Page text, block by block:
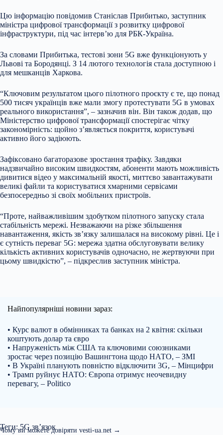
Цю інформацію повідомив Станіслав Прибитько, заступник
міністра цифрової трансформації з розвитку цифрової
інфраструктури, під час інтерв’ю для РБК-Україна.
За словами Прибитька, тестові зони 5G вже функціонують у
Львові та Бородянці. З 14 лютого технологія стала доступною і
для мешканців Харкова.
“Ключовим результатом цього пілотного проєкту є те, що понад
500 тисяч українців вже мали змогу протестувати 5G в умовах
реального використання”, – зазначив він. Він також додав, що
Міністерство цифрової трансформації спостерігає чітку
закономірність: щойно з’являється покриття, користувачі
активно його задіюють.
Зафіксовано багаторазове зростання трафіку. Завдяки
надзвичайно високим швидкостям, абоненти мають можливість
дивитися відео у максимальній якості, миттєво завантажувати
великі файли та користуватися хмарними сервісами
безпосередньо зі своїх мобільних пристроїв.
“Проте, найважливішим здобутком пілотного запуску стала
стабільність мережі. Незважаючи на різке збільшення
навантаження, якість зв’язку залишалася на високому рівні. Це і
є сутність переваг 5G: мережа здатна обслуговувати велику
кількість активних користувачів одночасно, не жертвуючи при
цьому швидкістю”, – підкреслив заступник міністра.
Найпопулярніші новини зараз:
• Курс валют в обмінниках та банках на 2 квітня: скільки
коштують долар та євро
• Напруженість між США та ключовими союзниками
зростає через позицію Вашингтона щодо НАТО, – ЗМІ
• В Україні планують повністю відключити 3G, – Мінцифри
• Трамп руйнує НАТО: Європа отримує неочевидну
перевагу, – Politico
Теги: 5G зв’язок
Чому ви можете довіряти vesti-ua.net →